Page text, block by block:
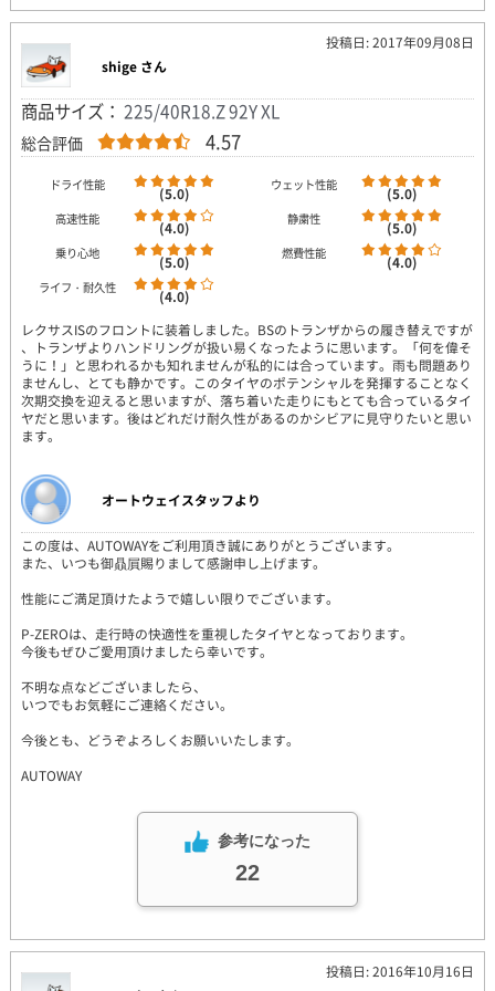
投稿日: 2017年09月08日
shige さん
商品サイズ： 225/40R18.Z 92Y XL
総合評価 4.57
ドライ性能 (5.0) ウェット性能 (5.0)
高速性能 (4.0) 静粛性 (5.0)
乗り心地 (5.0) 燃費性能 (4.0)
ライフ・耐久性
(4.0)
レクサスISのフロントに装着しました。BSのトランザからの履き替えですが
、トランザよりハンドリングが扱い易くなったように思います。「何を偉そ
うに！」と思われるかも知れませんが私的には合っています。雨も問題あり
ませんし、とても静かです。このタイヤのポテンシャルを発揮することなく
次期交換を迎えると思いますが、落ち着いた走りにもとても合っているタイ
ヤだと思います。後はどれだけ耐久性があるのかシビアに見守りたいと思い
ます。
オートウェイスタッフより
この度は、AUTOWAYをご利用頂き誠にありがとうございます。
また、いつも御贔屓賜りまして感謝申し上げます。
性能にご満足頂けたようで嬉しい限りでございます。
P-ZEROは、走行時の快適性を重視したタイヤとなっております。
今後もぜひご愛用頂けましたら幸いです。
不明な点などございましたら、
いつでもお気軽にご連絡ください。
今後とも、どうぞよろしくお願いいたします。
AUTOWAY
参考になった
22
投稿日: 2016年10月16日